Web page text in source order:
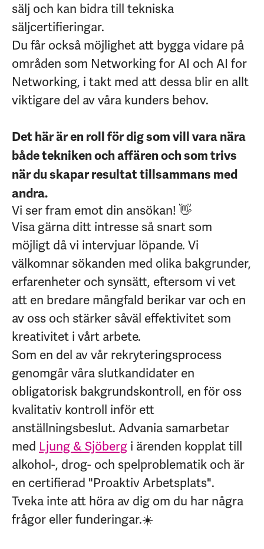
sälj och kan bidra till tekniska
säljcertifieringar.
Du får också möjlighet att bygga vidare på
områden som Networking for AI och AI for
Networking, i takt med att dessa blir en allt
viktigare del av våra kunders behov.
Det här är en roll för dig som vill vara nära
både tekniken och affären och som trivs
när du skapar resultat tillsammans med
andra.
Vi ser fram emot din ansökan! 👋
Visa gärna ditt intresse så snart som
möjligt då vi intervjuar löpande. Vi
välkomnar sökanden med olika bakgrunder,
erfarenheter och synsätt, eftersom vi vet
att en bredare mångfald berikar var och en
av oss och stärker såväl effektivitet som
kreativitet i vårt arbete.
Som en del av vår rekryteringsprocess
genomgår våra slutkandidater en
obligatorisk bakgrundskontroll, en för oss
kvalitativ kontroll inför ett
anställningsbeslut. Advania samarbetar
med Ljung & Sjöberg i ärenden kopplat till
alkohol-, drog- och spelproblematik och är
en certifierad "Proaktiv Arbetsplats".
Tveka inte att höra av dig om du har några
frågor eller funderingar.☀️